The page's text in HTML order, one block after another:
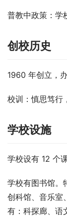
普教中政策 ：
创校历史
1960 年创立，
校训：慎思笃行
学校设施
学校设有 12 个
学校有图书馆。
创科馆、音乐室
有：科探廊、语